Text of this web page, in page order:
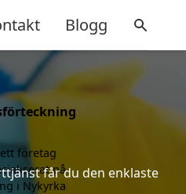
Blogg
får du den enklaste
företag
på
i Nykyrka